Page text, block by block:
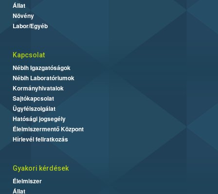
Állat
Növény
Labor/Egyéb
Kapcsolat
Nébih Igazgatóságok
Nébih Laboratóriumok
Kormányhivatalok
Sajtókapcsolat
Ügyfélszolgálat
Hatósági jogsegély
Élelmiszermentő Központ
Hírlevél feliratkozás
Gyakori kérdések
Élelmiszer
Állat